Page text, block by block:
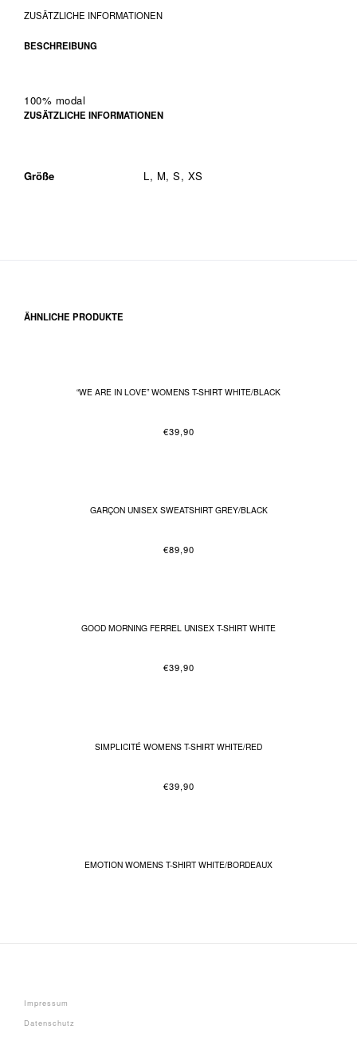
ZUSÄTZLICHE INFORMATIONEN
BESCHREIBUNG
100% modal
ZUSÄTZLICHE INFORMATIONEN
Größe L, M, S, XS
ÄHNLICHE PRODUKTE
“WE ARE IN LOVE” WOMENS T-SHIRT WHITE/BLACK
€39,90
GARÇON UNISEX SWEATSHIRT GREY/BLACK
€89,90
GOOD MORNING FERREL UNISEX T-SHIRT WHITE
€39,90
SIMPLICITÉ WOMENS T-SHIRT WHITE/RED
€39,90
EMOTION WOMENS T-SHIRT WHITE/BORDEAUX
Impressum
Datenschutz